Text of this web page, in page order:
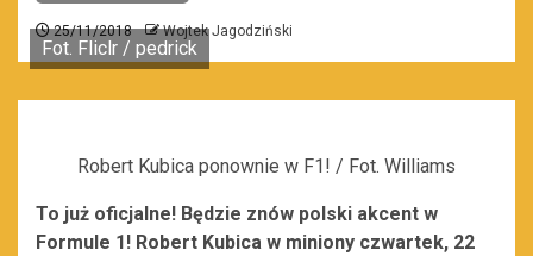
25/11/2018 Wojtek Jagodziński
Fot. Fliclr / pedrick
Robert Kubica ponownie w F1! / Fot. Williams
To już oficjalne! Będzie znów polski akcent w
Formule 1! Robert Kubica w miniony czwartek, 22